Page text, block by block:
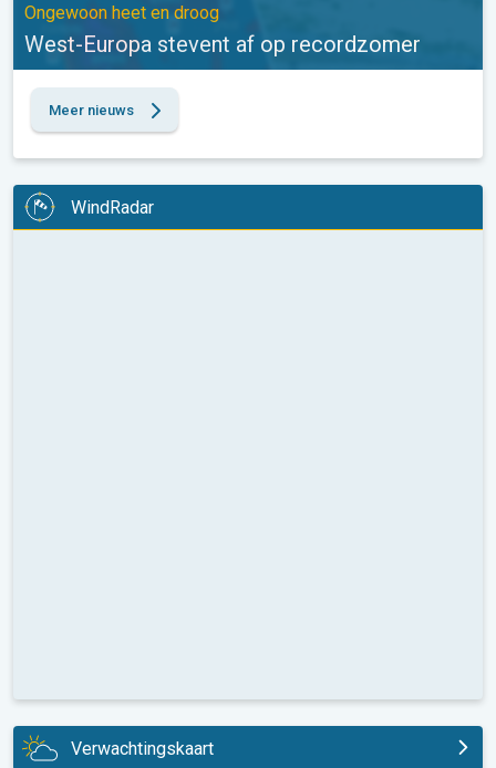
Ongewoon heet en droog
West-Europa stevent af op recordzomer
Meer nieuws
WindRadar
Verwachtingskaart